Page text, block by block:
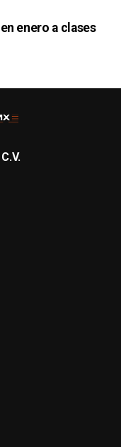
enero a clases